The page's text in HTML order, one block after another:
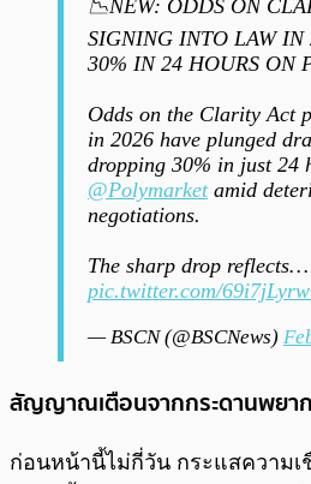
📉NEW: ODDS ON
SIGNING INTO LAW IN
30% IN 24 HOURS ON
Odds on the Clarity Act
in 2026 have plunged
dropping 30% in just 24
@Polymarketamid
negotiations.
The sharp drop reflects…
pic.twitter.com/
— BSCN (@BSCNews)
สัญญาณเตือนจากกระดานพยา
ก่อนหน้านี้ไม่กี่วัน กระแสความเ